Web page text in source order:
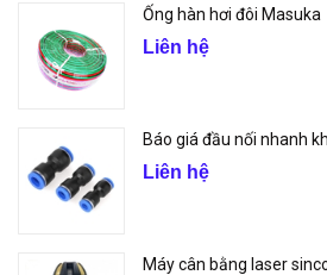
Ống hàn hơi đôi Masuka
Liên hệ
Báo giá đầu nối nhanh
Liên hệ
Máy cân bằng laser